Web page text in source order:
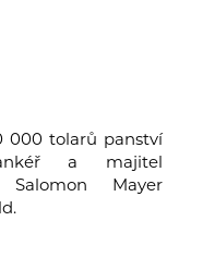
000 tolarů panství
a majitel
Salomon Mayer